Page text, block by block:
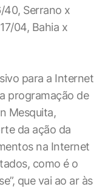
40, Serrano x
04, Bahia x
para a Internet
programação de
Mesquita,
da ação da
na Internet
como é o
que vai ao ar às